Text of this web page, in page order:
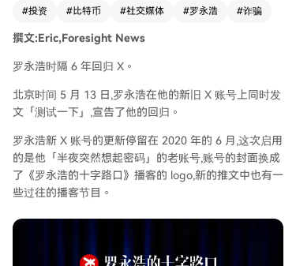
确前不会涉足ICO。外界猜测其投资引路人可能是
目公司，并于2023年项目遭黑客攻击前退出。201
9年底，锤子科技陷入困境，罗永浩被列为“老赖”
入，但被他婉拒。如今重回X平台，罗永浩在变化
巨大的Web3环境中将如何与币圈互动，值得关
#投资 #比特币 #社交媒体 #罗永浩 #诈骗
撰文:Eric,Foresight News
罗永浩时隔 6 年回归 X。
北京时间 5 月 13 日,罗永浩在他的新旧 X 账号上同时发
文「测试一下」,宣告了他的回归。
罗永浩新 X 账号的更新停留在 2020 年的 6 月,这次启用
的是他「半夜突然想起密码」的老账号,账号的封面换成
了《罗永浩的十字路口》播客的 logo,新的推文中也有一
些过往的播客节目。